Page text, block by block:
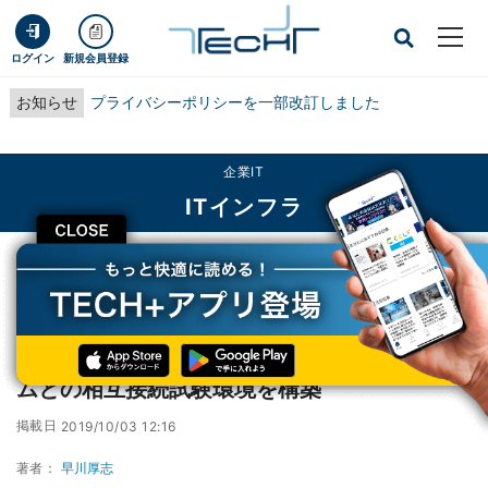
ログイン 新規会員登録
お知らせ プライバシーポリシーを一部改訂しました
CLOSE
企業IT
ITインフラ
TECH+ 企業IT
ITインフラ
同一空域・複数事業者のドローン管理システムとの相互接続試験環境を構築
同一空域・複数事業者のドローン管理システ
ムとの相互接続試験環境を構築
掲載日 2019/10/03 12:16
著者： 早川厚志